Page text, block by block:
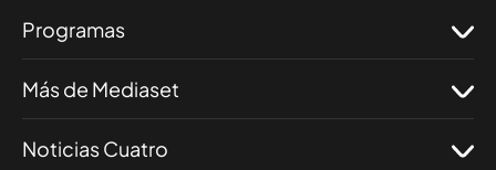
Programas
Más de Mediaset
Noticias Cuatro